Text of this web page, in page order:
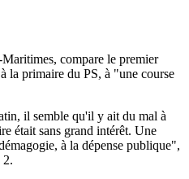
compare le premier
la primaire du PS, à "une course
il semble qu'il y ait du mal à
était sans grand intérêt. Une
à la dépense publique",
2.